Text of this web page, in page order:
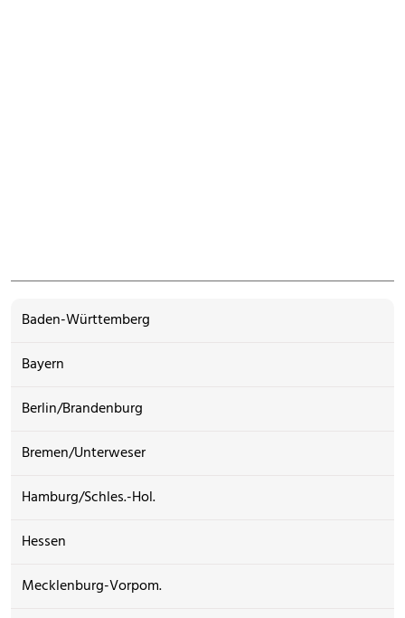
Baden-Württemberg
Bayern
Berlin/Brandenburg
Bremen/Unterweser
Hamburg/Schles.-Hol.
Hessen
Mecklenburg-Vorpom.